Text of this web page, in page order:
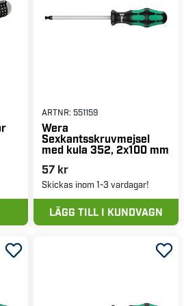
ARTNR: 551159
Wera
Sexkantsskruvmejsel
med kula 352, 2x100 mm
57 kr
Skickas inom 1-3 vardagar!
LÄGG TILL I KUNDVAGN